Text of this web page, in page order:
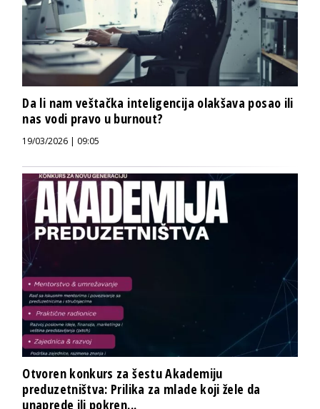
Da li nam veštačka inteligencija olakšava posao ili
nas vodi pravo u burnout?
19/03/2026 | 09:05
Otvoren konkurs za šestu Akademiju
preduzetništva: Prilika za mlade koji žele da
unaprede ili pokren...